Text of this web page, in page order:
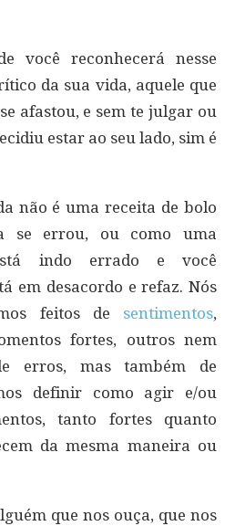
você reconhecerá nesse
da sua vida, aquele que
afastou, e sem te julgar ou
estar ao seu lado, sim é
não é uma receita de bolo
se errou, ou como uma
indo errado e você
em desacordo e refaz. Nós
feitos de sentimentos,
fortes, outros nem
erros, mas também de
definir como agir e/ou
tanto fortes quanto
da mesma maneira ou
que nos ouça, que nos